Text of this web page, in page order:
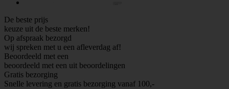
De beste prijs
keuze uit de beste merken!
Op afspraak bezorgd
wij spreken met u een afleverdag af!
Beoordeeld met een
beoordeeld met een uit beoordelingen
Gratis bezorging
Snelle levering en gratis bezorging vanaf 100,-